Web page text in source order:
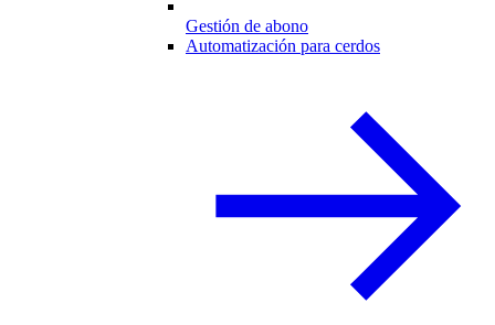
Gestión de abono
Automatización para cerdos